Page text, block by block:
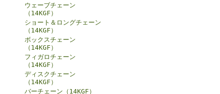
ウェーブチェーン
（14KGF）
ショート＆ロングチェーン
（14KGF）
ボックスチェーン
（14KGF）
フィガロチェーン
（14KGF）
ディスクチェーン
（14KGF）
バーチェーン（14KGF）